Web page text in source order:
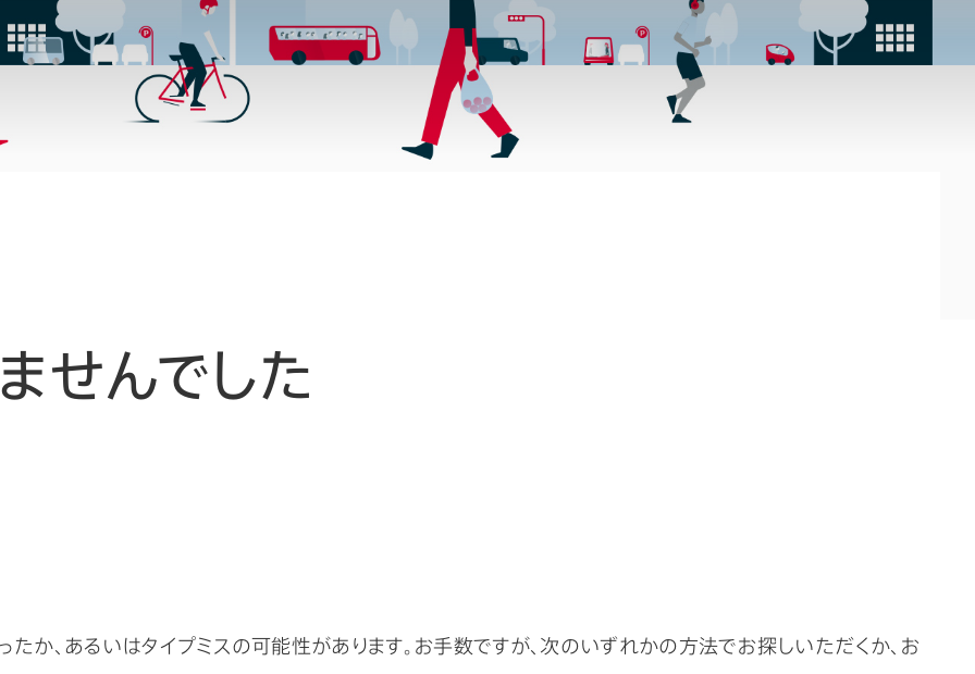
せんでした
か、あるいはタイプミスの可能性があります。お手数ですが、次のいずれかの方法でお探しいただくか、お